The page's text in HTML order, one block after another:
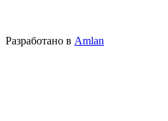
Разработано в Amlan